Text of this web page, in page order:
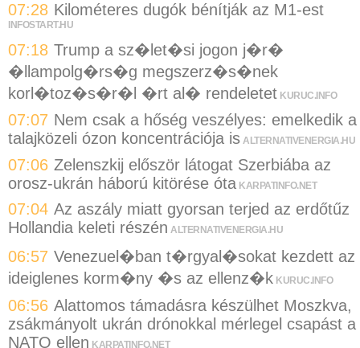
07:28 Kilométeres dugók bénítják az M1-est
INFOSTART.HU
07:18 Trump a sz�let�si jogon j�r�
�llampolg�rs�g megszerz�s�nek
korl�toz�s�r�l �rt al� rendeletet KURUC.INFO
07:07 Nem csak a hőség veszélyes: emelkedik a
talajközeli ózon koncentrációja is ALTERNATIVENERGIA.HU
07:06 Zelenszkij először látogat Szerbiába az
orosz-ukrán háború kitörése óta KARPATINFO.NET
07:04 Az aszály miatt gyorsan terjed az erdőtűz
Hollandia keleti részén ALTERNATIVENERGIA.HU
06:57 Venezuel�ban t�rgyal�sokat kezdett az
ideiglenes korm�ny �s az ellenz�k KURUC.INFO
06:56 Alattomos támadásra készülhet Moszkva,
zsákmányolt ukrán drónokkal mérlegel csapást a
NATO ellen KARPATINFO.NET